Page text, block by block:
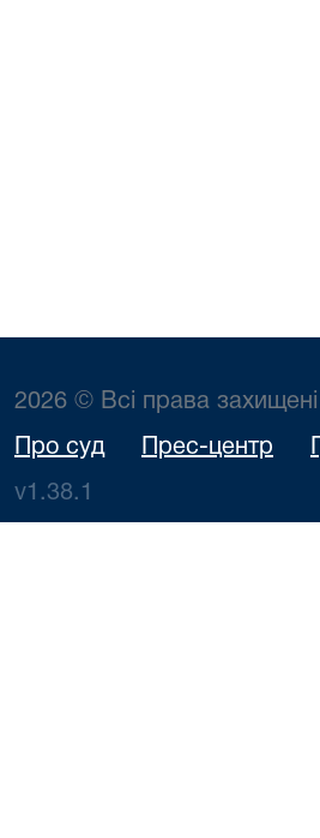
2026 © Всі права захищені
Про суд Прес-центр
v1.38.1